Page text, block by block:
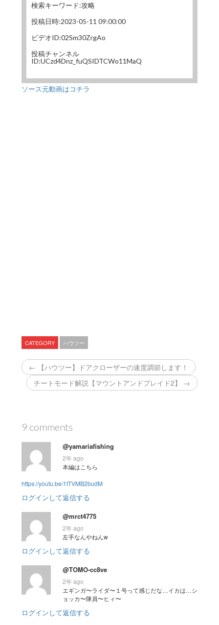
検索キーワード:攻略
投稿日時:2023-05-11 09:00:00
ビデオID:02Sm30ZrgAo
投稿チャンネル
ID:UCzd4Dnz_fuQSIDTCWo11MaQ
ソース元動画はコチラ
CATEGORY ハウツー
← 【ハウツー】ドアクローザーの速度調節します！
チートモード解説【マウントアンドブレイド2】 →
9 comments
@yamariafishing
2年 ago
本編はこちら
https://youtu.be/1tTVMB2budM
ログインして返信する
@mrct4775
2年 ago
左手なんやねんw
ログインして返信する
@TOMO-cc8ve
2年 ago
エギンガ〜ライダ〜１号って感じだな…イカは…シ
ョッカ〜隊員〜ヒィ〜
ログインして返信する